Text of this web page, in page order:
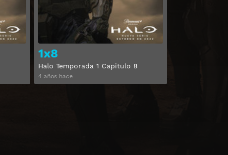
1x8
Halo Temporada 1 Capitulo 8
4 años hace